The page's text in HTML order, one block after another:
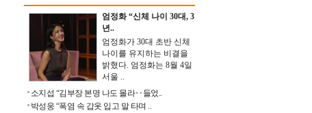
엄정화 “신체 나이 30대, 3
년..
엄정화가 30대 초반 신체
나이를 유지하는 비결을
밝혔다. 엄정화는 8월 4일
서울 ..
소지섭 “김부장 본명 나도 몰라‥들었..
박성웅 “폭염 속 갑옷 입고 말 타며 ..